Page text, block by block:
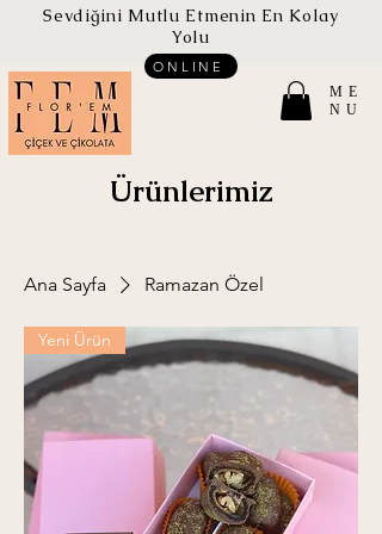
ME
NU
Sevdiğini Mutlu Etmenin En Kolay
Yolu
ONLINE
Ürünlerimiz
Ana Sayfa Ramazan Özel
Yeni Ürün